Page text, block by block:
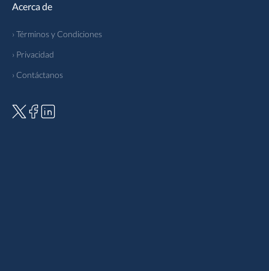
Acerca de
› Términos y Condiciones
› Privacidad
› Contáctanos